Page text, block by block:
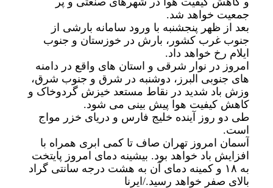
جمعیت خواهد شد.
بعد از ظهر پنجشنبه با ورود سامانه بارشی از
جنوب غرب کشور، بارش در خوزستان و جنوب
ایلام رخ خواهد داد.
امروز در نوار شرقی و استان های واقع در دامنه
های جنوبی البرز، دوشنبه در شرق و جنوب شرق،
وزش باد شدید در نقاط مستعد خیزش گردوخاک و
کاهش کیفیت هوا پیش بینی می شود.
طی دو روز آینده خلیج فارس و دریای خزر مواج
است.
آسمان امروز تهران صاف تا کمی ابری همراه با
افزایش باد خواهد بود. بیشینه دمای امروز پایتخت
به ۱۸ و کمینه دمای آن به هشت درجه سانتی گراد
بالای صفر خواهد رسید./ایرنا